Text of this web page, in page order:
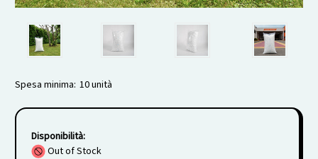
Spesa minima: 10 unità
Disponibilità:
Out of Stock